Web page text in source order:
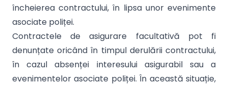
încheierea contractului, în lipsa unor evenimente
asociate poliței.
Contractele de asigurare facultativă pot fi
denunțate oricând în timpul derulării contractului,
în cazul absenței interesului asigurabil sau a
evenimentelor asociate poliței. În această situație,